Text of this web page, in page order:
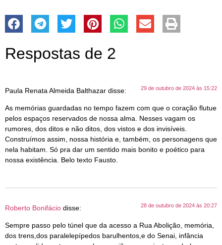
Respostas de 2
Paula Renata Almeida Balthazar disse: 29 de outubro de 2024 às 15:22
As memórias guardadas no tempo fazem com que o coração flutue
pelos espaços reservados de nossa alma. Nesses vagam os
rumores, dos ditos e não ditos, dos vistos e dos invisíveis.
Construímos assim, nossa história e, também, os personagens que
nela habitam. Só pra dar um sentido mais bonito e poético para
nossa existência. Belo texto Fausto.
Roberto Bonifácio disse: 28 de outubro de 2024 às 20:27
Sempre passo pelo túnel que da acesso a Rua Abolição, memória,
dos trens,dos paralelepípedos barulhentos,e do Senai, infância